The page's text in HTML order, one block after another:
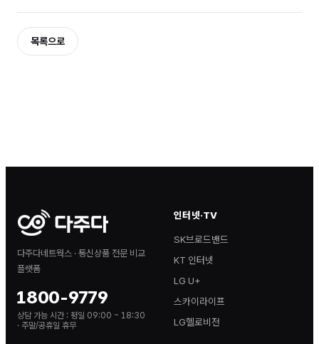
목록으로
다주다네트웍스 · 통신상품 전문 비교
플랫폼
1800-9779
상담 가능 시간 : 평일 09:00 ~ 18:30
· 주말/공휴일 휴무
인터넷·TV
SK브로드밴드
KT 인터넷
LG U+
스카이라이프
LG헬로비전